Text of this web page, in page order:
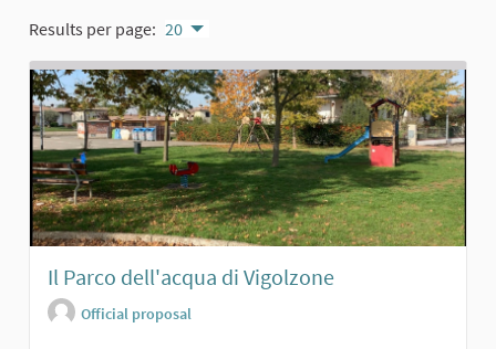
Results per page: 20
Il Parco dell'acqua di Vigolzone
Official proposal